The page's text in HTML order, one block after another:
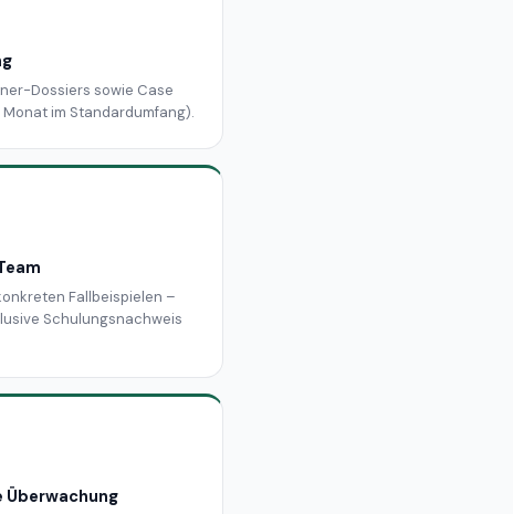
Dossiers sowie Case
im Standardumfang).
Fallbeispielen –
Schulungsnachweis
Überwachung